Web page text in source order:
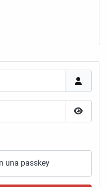
Mostra
una passkey